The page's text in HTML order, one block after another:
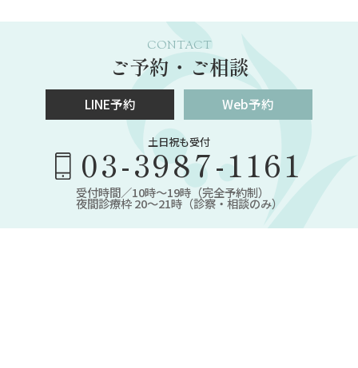
CONTACT
ご予約・ご相談
LINE予約 Web予約
土日祝も受付
03-3987-1161
受付時間／10時～19時（完全予約制）
夜間診療枠 20～21時（診察・相談のみ）